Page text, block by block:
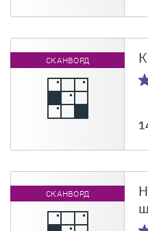
СКАНВОРД
СКАНВОРД